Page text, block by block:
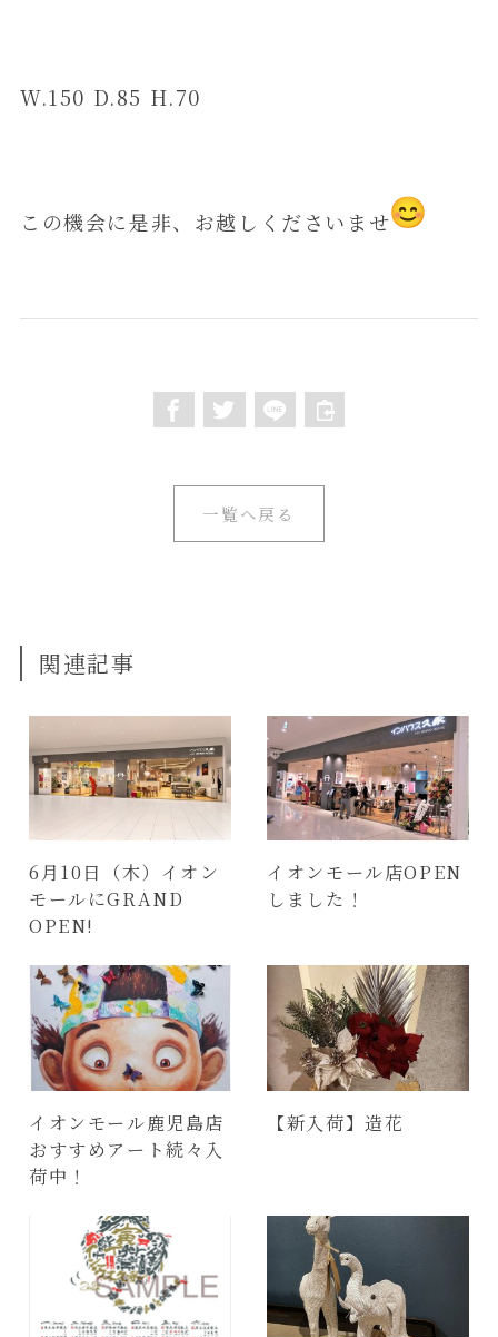
W.150 D.85 H.70
この機会に是非、お越しくださいませ
一覧へ戻る
関連記事
6月10日（木）イオン
モールにGRAND
OPEN!
イオンモール店OPEN
しました！
イオンモール鹿児島店
おすすめアート続々入
荷中！
【新入荷】造花